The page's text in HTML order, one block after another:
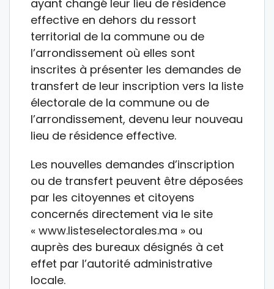
ayant changé leur lieu de résidence
effective en dehors du ressort
territorial de la commune ou de
l’arrondissement où elles sont
inscrites à présenter les demandes de
transfert de leur inscription vers la liste
électorale de la commune ou de
l’arrondissement, devenu leur nouveau
lieu de résidence effective.
Les nouvelles demandes d’inscription
ou de transfert peuvent être déposées
par les citoyennes et citoyens
concernés directement via le site
« www.listeselectorales.ma » ou
auprès des bureaux désignés à cet
effet par l’autorité administrative
locale.